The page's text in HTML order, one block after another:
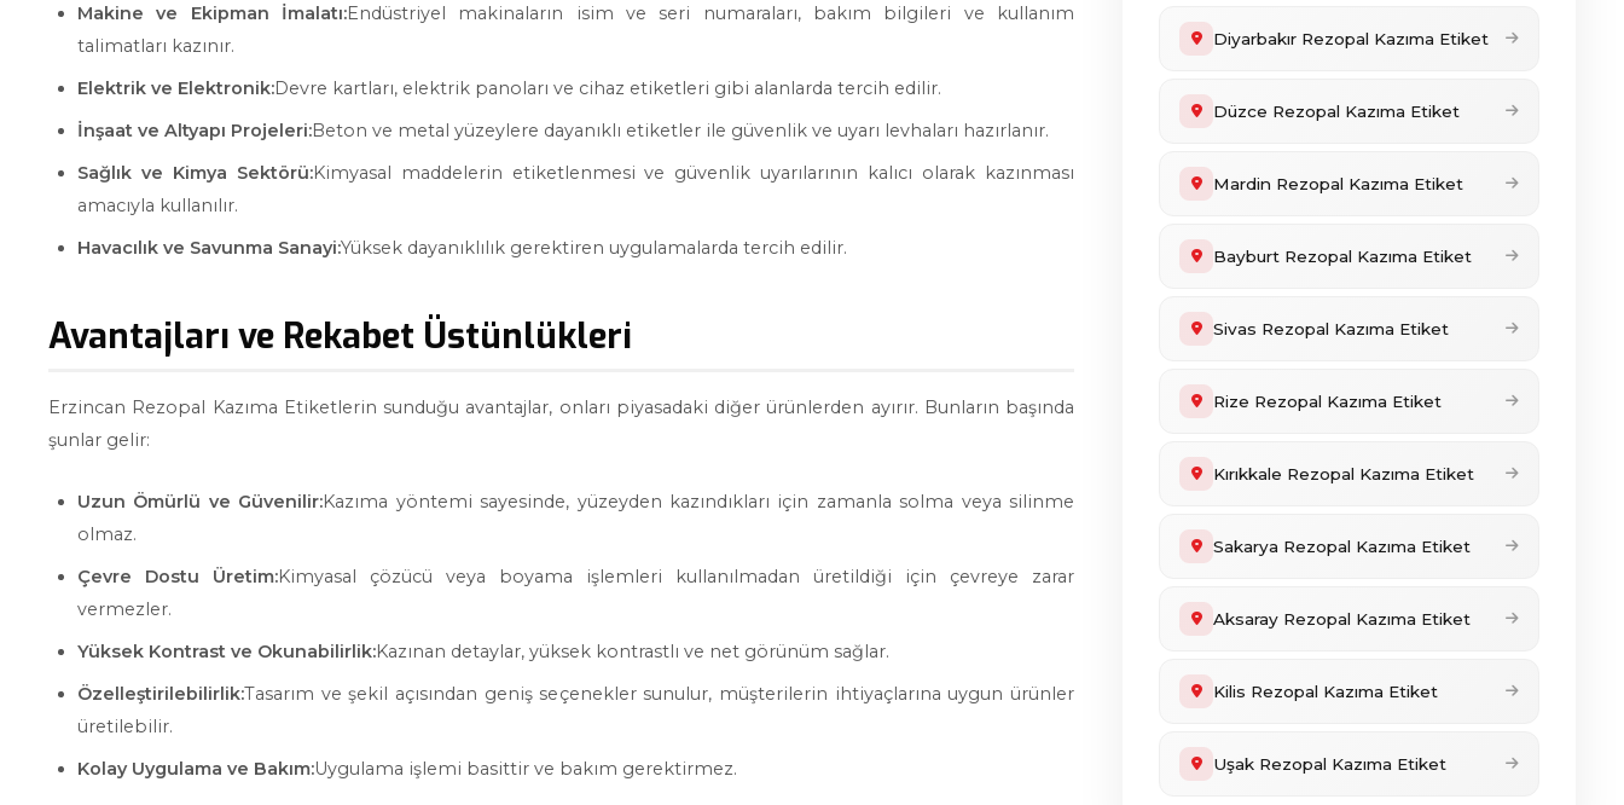
Makine ve Ekipman İmalatı:Endüstriyel makinaların isim ve seri numaraları, bakım bilgileri ve kullanım
talimatları kazınır.
Elektrik ve Elektronik:Devre kartları, elektrik panoları ve cihaz etiketleri gibi alanlarda tercih edilir.
İnşaat ve Altyapı Projeleri:Beton ve metal yüzeylere dayanıklı etiketler ile güvenlik ve uyarı levhaları hazırlanır.
Sağlık ve Kimya Sektörü:Kimyasal maddelerin etiketlenmesi ve güvenlik uyarılarının kalıcı olarak kazınması
amacıyla kullanılır.
Havacılık ve Savunma Sanayi:Yüksek dayanıklılık gerektiren uygulamalarda tercih edilir.
Avantajları ve Rekabet Üstünlükleri
Erzincan Rezopal Kazıma Etiketlerin sunduğu avantajlar, onları piyasadaki diğer ürünlerden ayırır. Bunların başında
şunlar gelir:
Uzun Ömürlü ve Güvenilir:Kazıma yöntemi sayesinde, yüzeyden kazındıkları için zamanla solma veya silinme
olmaz.
Çevre Dostu Üretim:Kimyasal çözücü veya boyama işlemleri kullanılmadan üretildiği için çevreye zarar
vermezler.
Yüksek Kontrast ve Okunabilirlik:Kazınan detaylar, yüksek kontrastlı ve net görünüm sağlar.
Özelleştirilebilirlik:Tasarım ve şekil açısından geniş seçenekler sunulur, müşterilerin ihtiyaçlarına uygun ürünler
üretilebilir.
Kolay Uygulama ve Bakım:Uygulama işlemi basittir ve bakım gerektirmez.
Diyarbakır Rezopal Kazıma Etiket
Düzce Rezopal Kazıma Etiket
Mardin Rezopal Kazıma Etiket
Bayburt Rezopal Kazıma Etiket
Sivas Rezopal Kazıma Etiket
Rize Rezopal Kazıma Etiket
Kırıkkale Rezopal Kazıma Etiket
Sakarya Rezopal Kazıma Etiket
Aksaray Rezopal Kazıma Etiket
Kilis Rezopal Kazıma Etiket
Uşak Rezopal Kazıma Etiket